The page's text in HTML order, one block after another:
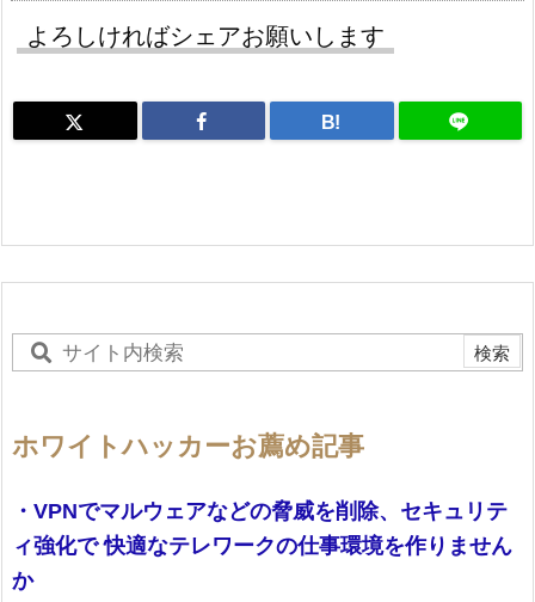
よろしければシェアお願いします
B!
ホワイトハッカーお薦め記事
・VPNでマルウェアなどの脅威を削除、セキュリテ
ィ強化で 快適なテレワークの仕事環境を作りません
か